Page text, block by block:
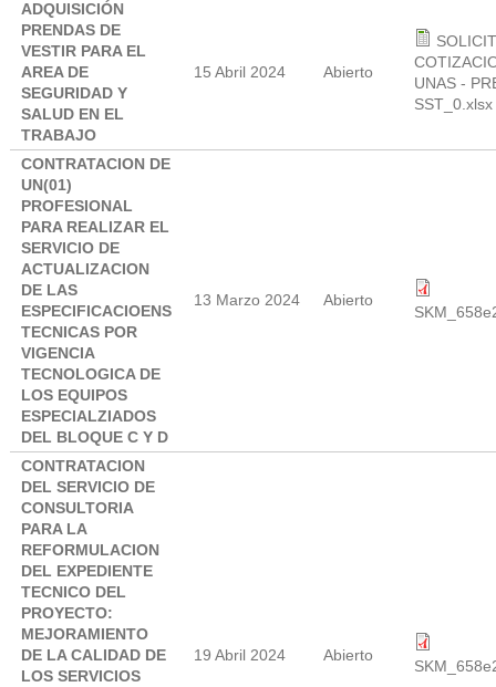
ADQUISICIÓN
PRENDAS DE
VESTIR PARA EL
AREA DE
SEGURIDAD Y
SALUD EN EL
TRABAJO
15 Abril 2024 Abierto
UNAS -
SST_0.xlsx
CONTRATACION DE
UN(01)
PROFESIONAL
PARA REALIZAR EL
SERVICIO DE
ACTUALIZACION
DE LAS
ESPECIFICACIOENS
TECNICAS POR
VIGENCIA
TECNOLOGICA DE
LOS EQUIPOS
ESPECIALZIADOS
DEL BLOQUE C Y D
13 Marzo 2024 Abierto
CONTRATACION
DEL SERVICIO DE
CONSULTORIA
PARA LA
REFORMULACION
DEL EXPEDIENTE
TECNICO DEL
PROYECTO:
MEJORAMIENTO
DE LA CALIDAD DE
LOS SERVICIOS
19 Abril 2024 Abierto